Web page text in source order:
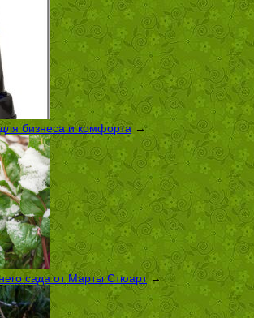
бизнеса и комфорта→
сада от Марты Стюарт→